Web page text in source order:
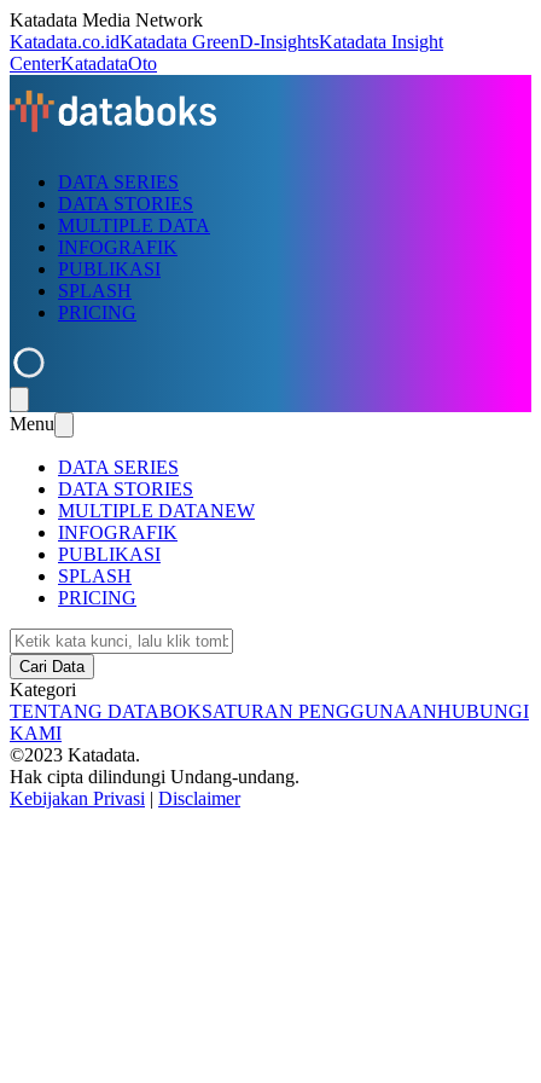
Katadata Media Network
Katadata.co.idKatadata GreenD-InsightsKatadata Insight
CenterKatadataOto
DATA SERIES
DATA STORIES
MULTIPLE DATA
INFOGRAFIK
PUBLIKASI
SPLASH
PRICING
Menu
DATA SERIES
DATA STORIES
MULTIPLE DATANEW
INFOGRAFIK
PUBLIKASI
SPLASH
PRICING
Cari Data
Kategori
TENTANG DATABOKSATURAN PENGGUNAANHUBUNGI
KAMI
©2023 Katadata.
Hak cipta dilindungi Undang-undang.
Kebijakan Privasi | Disclaimer